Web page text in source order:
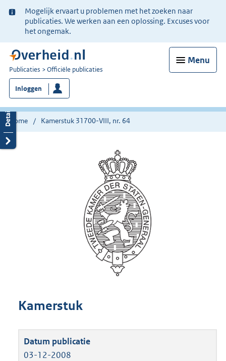
Ter
informatie:
Mogelijk ervaart u problemen met het zoeken naar
publicaties. We werken aan een oplossing. Excuses voor
het ongemak.
Menu
U
bent
nu
hier:
Publicaties Officiële publicaties
Inloggen
Home Kamerstuk 31700-VIII, nr. 64
Kamerstuk
03-12-2008